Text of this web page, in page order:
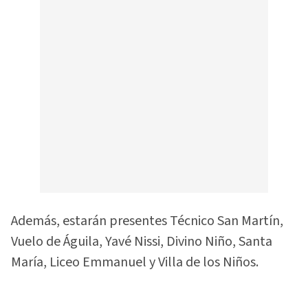
Además, estarán presentes Técnico San Martín,
Vuelo de Águila, Yavé Nissi, Divino Niño, Santa
María, Liceo Emmanuel y Villa de los Niños.